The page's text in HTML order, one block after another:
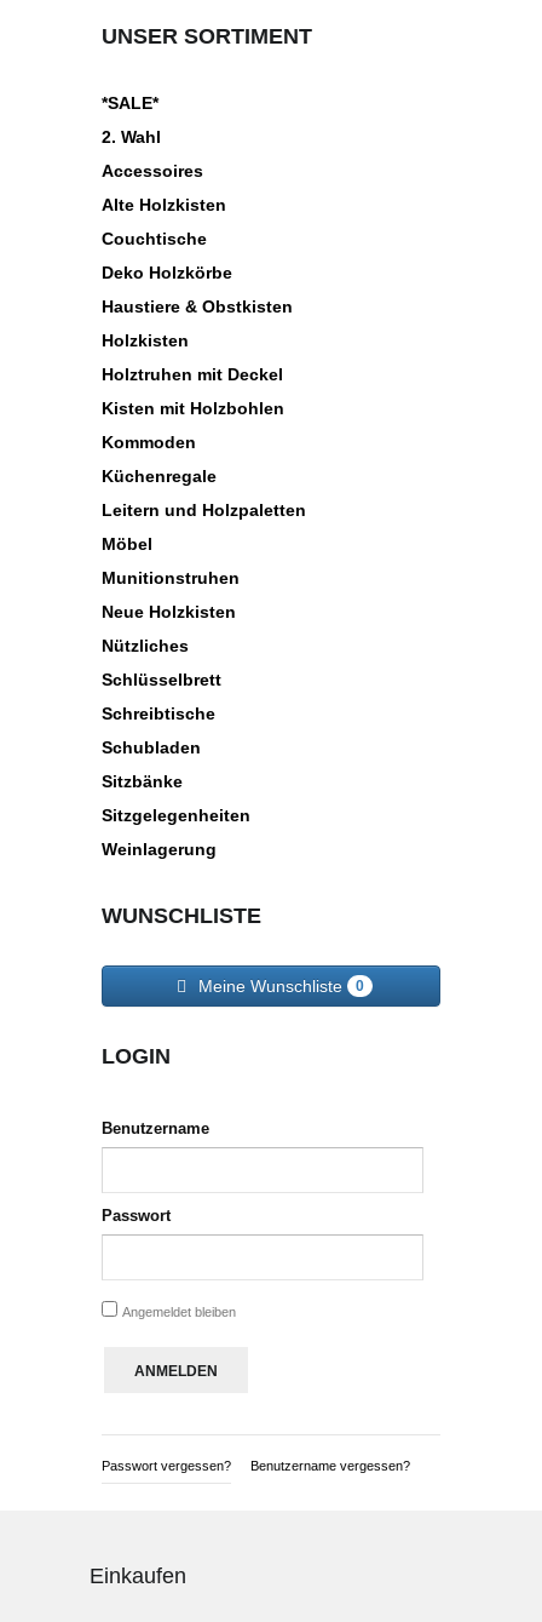
UNSER SORTIMENT
*SALE*
2. Wahl
Accessoires
Alte Holzkisten
Couchtische
Deko Holzkörbe
Haustiere & Obstkisten
Holzkisten
Holztruhen mit Deckel
Kisten mit Holzbohlen
Kommoden
Küchenregale
Leitern und Holzpaletten
Möbel
Munitionstruhen
Neue Holzkisten
Nützliches
Schlüsselbrett
Schreibtische
Schubladen
Sitzbänke
Sitzgelegenheiten
Weinlagerung
WUNSCHLISTE
Meine Wunschliste 0
LOGIN
Benutzername
Passwort
Angemeldet bleiben
Passwort vergessen? Benutzername vergessen?
Einkaufen